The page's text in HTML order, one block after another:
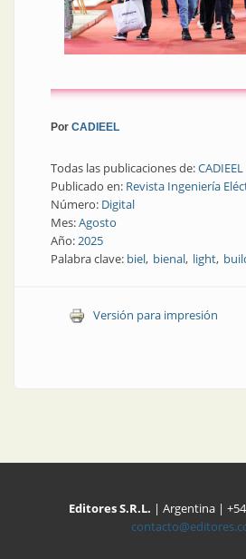
Por CADIEEL
Todas las publicaciones de:CADIEEL
Publicado en: Revista Ingeniería
Número: Digital
Mes:Agosto
Año:2025
Palabra clave: biel bienal light
Versión para impresión
Editores S.R.L. | Argentina |